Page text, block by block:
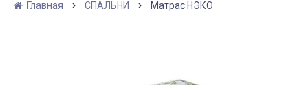
Главная СПАЛЬНИ Матрас НЭКО